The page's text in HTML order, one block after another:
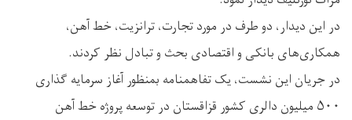
در این دیدار، دو طرف در مورد تجارت، ترانزیت، خط آهن،
همکاری‌های بانکی و اقتصادی بحث و تبادل نظر کردند.
در جریان این نشست، يک تفاهمنامه بمنظور آغاز سرمایه‌ گذاری
۵۰۰ میلیون دالری کشور قزاقستان در توسعه پروژه خط آهن